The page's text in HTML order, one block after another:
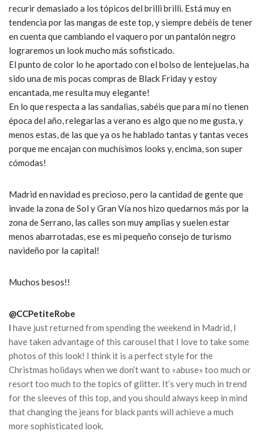
recurir demasiado a los tópicos del brilli brilli. Está muy en
tendencia por las mangas de este top, y siempre debéis de tener
en cuenta que cambiando el vaquero por un pantalón negro
lograremos un look mucho más sofisticado.
El punto de color lo he aportado con el bolso de lentejuelas, ha
sido una de mis pocas compras de Black Friday y estoy
encantada, me resulta muy elegante!
En lo que respecta a las sandalias, sabéis que para mí no tienen
época del año, relegarlas a verano es algo que no me gusta, y
menos estas, de las que ya os he hablado tantas y tantas veces
porque me encajan con muchísimos looks y, encima, son super
cómodas!
Madrid en navidad es precioso, pero la cantidad de gente que
invade la zona de Sol y Gran Vía nos hizo quedarnos más por la
zona de Serrano, las calles son muy amplias y suelen estar
menos abarrotadas, ese es mi pequeño consejo de turismo
navideño por la capital!
Muchos besos!!
@CCPetiteRobe
I have just returned from spending the weekend in Madrid, I
have taken advantage of this carousel that I love to take some
photos of this look! I think it is a perfect style for the
Christmas holidays when we don’t want to «abuse» too much or
resort too much to the topics of glitter. It’s very much in trend
for the sleeves of this top, and you should always keep in mind
that changing the jeans for black pants will achieve a much
more sophisticated look.